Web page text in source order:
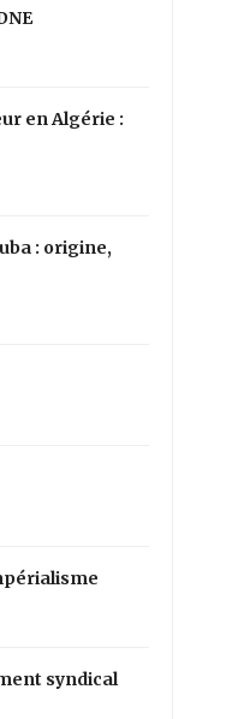
en Algérie :
: origine,
syndical